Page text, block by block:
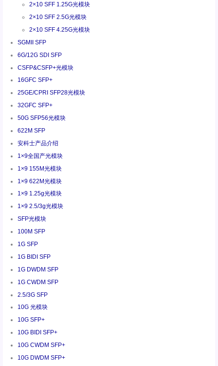
2×10 SFF 1.25G光模块
2×10 SFF 2.5G光模块
2×10 SFF 4.25G光模块
SGMII SFP
6G/12G SDI SFP
CSFP&CSFP+光模块
16GFC SFP+
25GE/CPRI SFP28光模块
32GFC SFP+
50G SFP56光模块
622M SFP
安科士产品介绍
1×9全国产光模块
1×9 155M光模块
1×9 622M光模块
1×9 1.25g光模块
1×9 2.5/3g光模块
SFP光模块
100M SFP
1G SFP
1G BIDI SFP
1G DWDM SFP
1G CWDM SFP
2.5/3G SFP
10G 光模块
10G SFP+
10G BIDI SFP+
10G CWDM SFP+
10G DWDM SFP+